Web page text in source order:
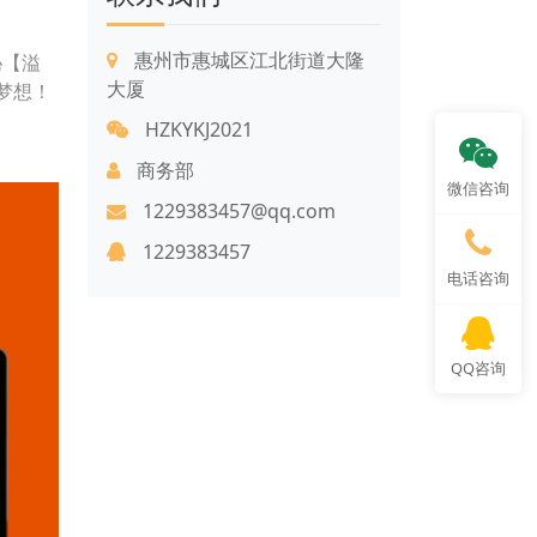
溢
想！
惠州市惠城区江北街道大隆
大厦
HZKYKJ2021
商务部
1229383457@qq.com
1229383457
微信咨询
电话咨询
QQ咨询